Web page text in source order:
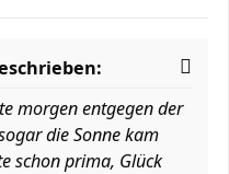
morgen entgegen der
die Sonne kam
schon prima, Glück